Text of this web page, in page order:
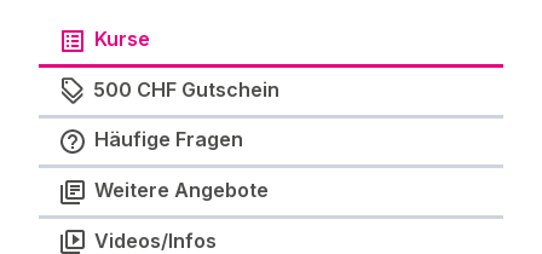
Kurse
500 CHF Gutschein
Häufige Fragen
Weitere Angebote
Videos/Infos